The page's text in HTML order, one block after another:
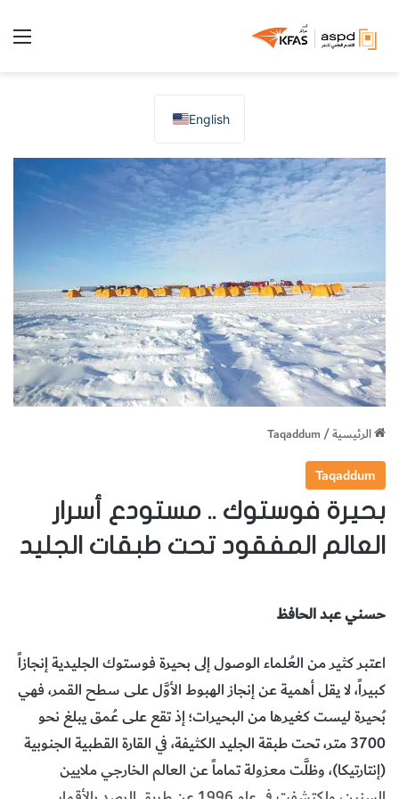
English
الرئيسية/
Taqaddum
Taqaddum
بحيرة فوستوك .. مستودع أسرار
العالم المفقود تحت طبقات الجليد
حسني عبد الحافظ
اعتبر كثير من العُلماء الوصول إلى بحيرة فوستوك الجليدية إنجازاً
كبيراً، لا يقل أهمية عن إنجاز الهبوط الأوَّل على سطح القمر، فهي
بُحيرة ليست كغيرها من البحيرات؛ إذ تقع على عُمق يبلغ نحو
3700 متر، تحت طبقة الجليد الكثيفة، في القارة القطبية الجنوبية
(إنتارتيكا)، وظلَّت معزولة تماماً عن العالم الخارجي ملايين